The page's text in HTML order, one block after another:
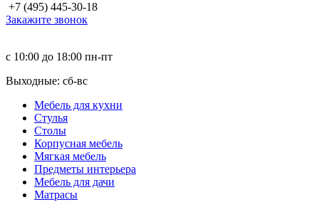
+7 (495) 445-30-18
Закажите звонок
с 10:00 до 18:00 пн-пт
Выходные: сб-вc
Мебель для кухни
Стулья
Столы
Корпусная мебель
Мягкая мебель
Предметы интерьера
Мебель для дачи
Матраcы